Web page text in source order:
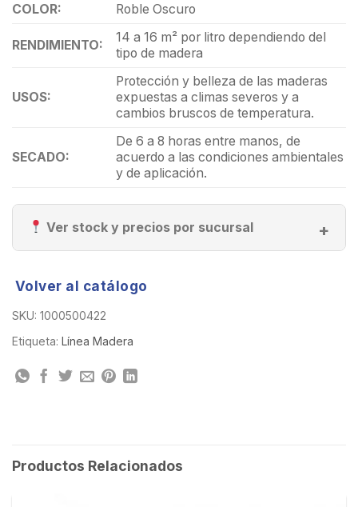
COLOR:
Roble Oscuro
RENDIMIENTO:
14 a 16 m² por litro dependiendo del
tipo de madera
USOS:
Protección y belleza de las maderas
expuestas a climas severos y a
cambios bruscos de temperatura.
SECADO:
De 6 a 8 horas entre manos, de
acuerdo a las condiciones ambientales
y de aplicación.
Ver stock y precios por sucursal
Volver al catálogo
SKU: 1000500422
Etiqueta: Línea Madera
Productos Relacionados